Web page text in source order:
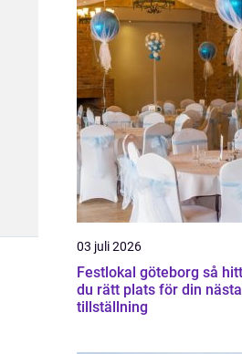
03 juli 2026
Festlokal göteborg så hittar
du rätt plats för din nästa
tillställning